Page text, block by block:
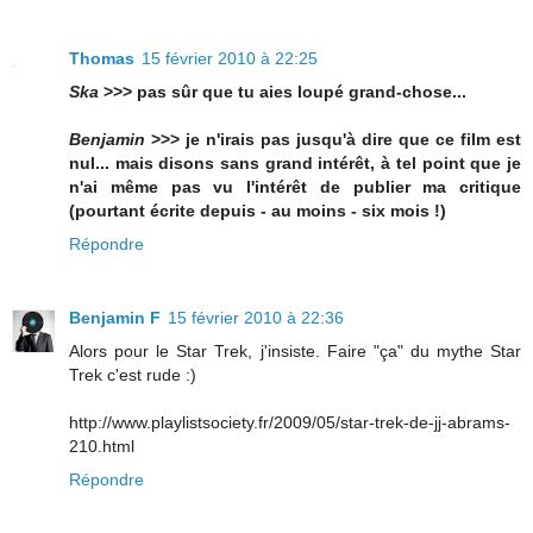
Thomas 15 février 2010 à 22:25
Ska >>> pas sûr que tu aies loupé grand-chose...
Benjamin >>> je n'irais pas jusqu'à dire que ce film est
nul... mais disons sans grand intérêt, à tel point que je
n'ai même pas vu l'intérêt de publier ma critique
(pourtant écrite depuis - au moins - six mois !)
Répondre
Benjamin F 15 février 2010 à 22:36
Alors pour le Star Trek, j'insiste. Faire "ça" du mythe Star
Trek c'est rude :)
http://www.playlistsociety.fr/2009/05/star-trek-de-jj-abrams-
210.html
Répondre